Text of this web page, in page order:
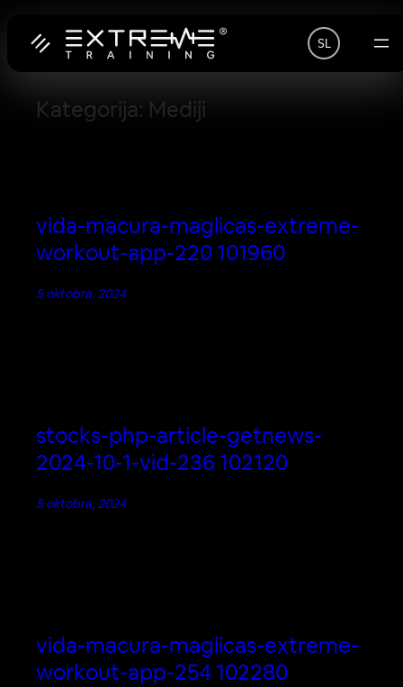
SL
Kategorija: Mediji
vida-macura-maglicas-extreme-
workout-app-220 101960
5 oktobra, 2024
stocks-php-article-getnews-
2024-10-1-vid-236 102120
5 oktobra, 2024
vida-macura-maglicas-extreme-
workout-app-254 102280